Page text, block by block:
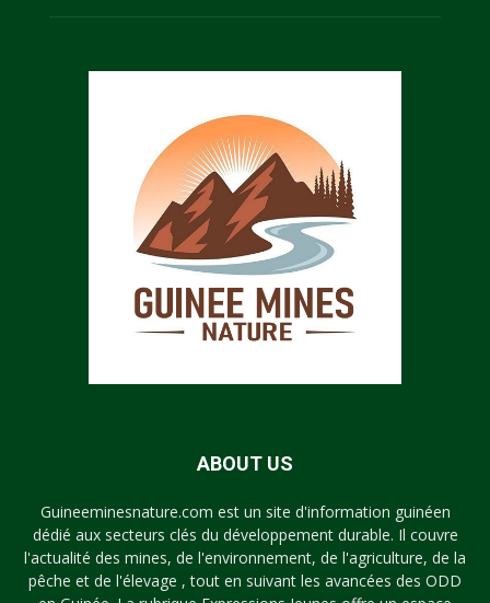
ABOUT US
Guineeminesnature.com est un site d'information guinéen
dédié aux secteurs clés du développement durable. Il couvre
l'actualité des mines, de l'environnement, de l'agriculture, de la
pêche et de l'élevage , tout en suivant les avancées des ODD